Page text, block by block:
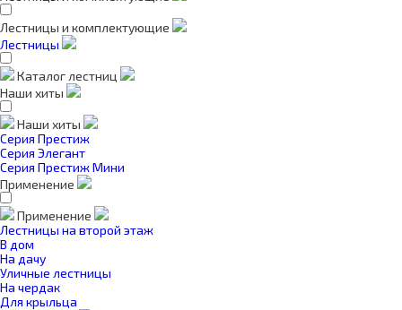
Лестницы и комплектующие
Лестницы
Каталог лестниц
Наши хиты
Наши хиты
Серия Престиж
Серия Элегант
Серия Престиж Мини
Применение
Применение
Лестницы на второй этаж
В дом
На дачу
Уличные лестницы
На чердак
Для крыльца